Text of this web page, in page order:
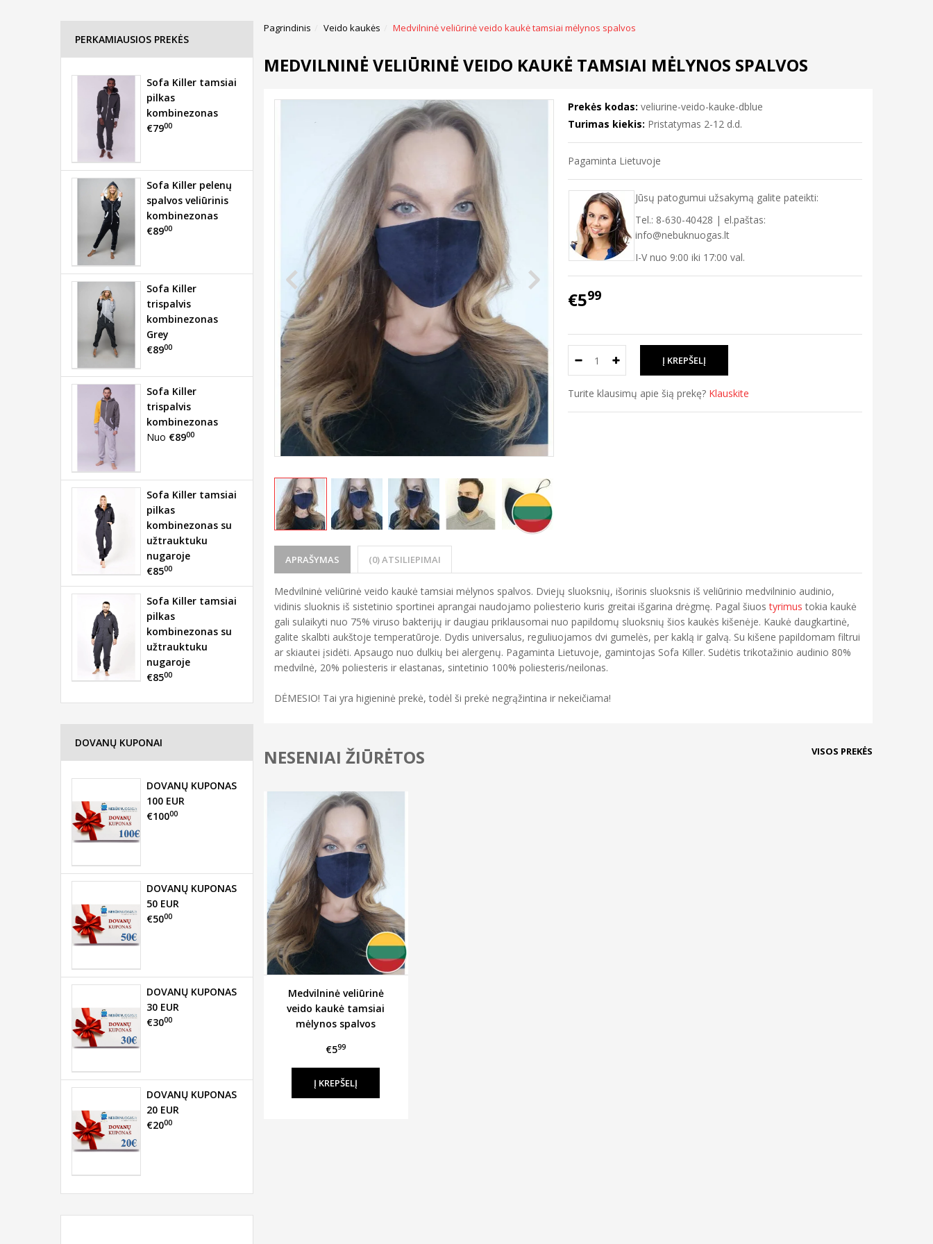
Pagrindinis Veido kaukės Medvilninė veliūrinė veido kaukė tamsiai mėlynos spalvos
MEDVILNINĖ VELIŪRINĖ VEIDO KAUKĖ TAMSIAI MĖLYNOS SPALVOS
Prekės kodas: veliurine-veido-kauke-dblue
Turimas kiekis: Pristatymas 2-12 d.d.
Pagaminta Lietuvoje
Jūsų patogumui užsakymą galite pateikti:
Tel.: 8-630-40428 | el.paštas:
info@nebuknuogas.lt
I-V nuo 9:00 iki 17:00 val.
€599
Turite klausimų apie šią prekę? Klauskite
APRAŠYMAS (0) ATSILIEPIMAI
Medvilninė veliūrinė veido kaukė tamsiai mėlynos spalvos. Dviejų sluoksnių, išorinis sluoksnis iš veliūrinio medvilninio audinio,
vidinis sluoknis iš sistetinio sportinei aprangai naudojamo poliesterio kuris greitai išgarina drėgmę. Pagal šiuostyrimus tokia kaukė
gali sulaikyti nuo 75% viruso bakterijų ir daugiau priklausomai nuo papildomų sluoksnių šios kaukės kišenėje. Kaukė daugkartinė,
galite skalbti aukštoje temperatūroje. Dydis universalus, reguliuojamos dvi gumelės, per kaklą ir galvą. Su kišene papildomam filtrui
ar skiautei įsidėti. Apsaugo nuo dulkių bei alergenų. Pagaminta Lietuvoje, gamintojas Sofa Killer. Sudėtis trikotažinio audinio 80%
medvilnė, 20% poliesteris ir elastanas, sintetinio 100% poliesteris/neilonas.
DĖMESIO! Tai yra higieninė prekė, todėl ši prekė negrąžintina ir nekeičiama!
NESENIAI ŽIŪRĖTOS VISOS PREKĖS
Medvilninė veliūrinė
veido kaukė tamsiai
mėlynos spalvos
€599
PERKAMIAUSIOS PREKĖS
Sofa Killer tamsiai
pilkas
kombinezonas
€7900
Sofa Killer pelenų
spalvos veliūrinis
kombinezonas
€8900
Sofa Killer
trispalvis
kombinezonas
Grey
€8900
Sofa Killer
trispalvis
kombinezonas
Nuo €8900
Sofa Killer tamsiai
pilkas
kombinezonas su
užtrauktuku
nugaroje
€8500
Sofa Killer tamsiai
pilkas
kombinezonas su
užtrauktuku
nugaroje
€8500
DOVANŲ KUPONAI
DOVANŲ KUPONAS
100 EUR
€10000
DOVANŲ KUPONAS
50 EUR
€5000
DOVANŲ KUPONAS
30 EUR
€3000
DOVANŲ KUPONAS
20 EUR
€2000